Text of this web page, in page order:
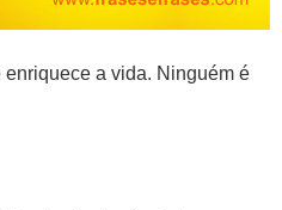
a vida. Ninguém é